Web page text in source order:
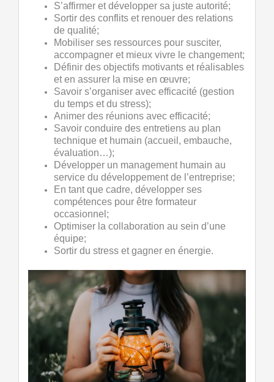
S’affirmer et développer sa juste autorité;
Sortir des conflits et renouer des relations
de qualité;
Mobiliser ses ressources pour susciter,
accompagner et mieux vivre le changement;
Définir des objectifs motivants et réalisables
et en assurer la mise en œuvre;
Savoir s’organiser avec efficacité (gestion
du temps et du stress);
Animer des réunions avec efficacité;
Savoir conduire des entretiens au plan
technique et humain (accueil, embauche,
évaluation…);
Développer un management humain au
service du développement de l’entreprise;
En tant que cadre, développer ses
compétences pour être formateur
occasionnel;
Optimiser la collaboration au sein d’une
équipe;
Sortir du stress et gagner en énergie.